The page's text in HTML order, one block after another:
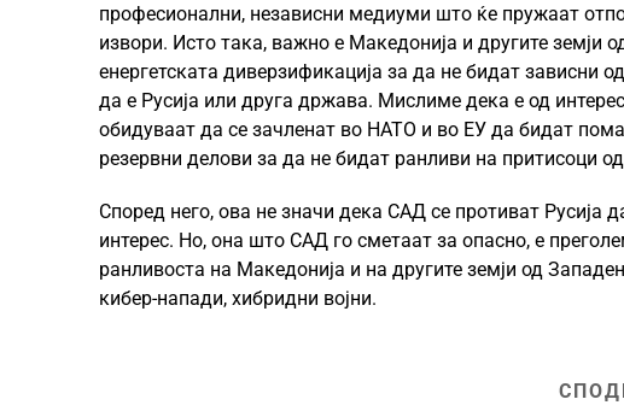
професионални, независни медиуми што ќе пружаат
извори. Исто така, важно е Македонија и другите земји
енергетската диверзификација за да не бидат зависни
да е Русија или друга држава. Мислиме дека е од
обидуваат да се зачленат во НАТО и во ЕУ да бидат
резервни делови за да не бидат ранливи на притисоци
Според него, ова не значи дека САД се противат Русија
интерес. Но, она што САД го сметаат за опасно, е
ранливоста на Македонија и на другите земји од
кибер-напади, хибридни војни.